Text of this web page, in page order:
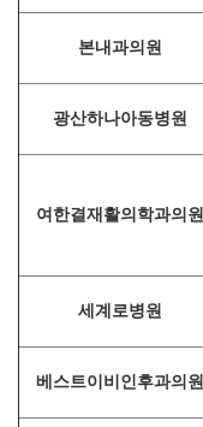
본내과의원
광산하나아동병원
여한결재활의학과의원
세계로병원
베스트이비인후과의원